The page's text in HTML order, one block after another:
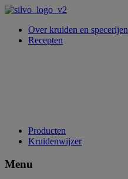
Over kruiden en specerijen
Recepten
Producten
Kruidenwijzer
Menu